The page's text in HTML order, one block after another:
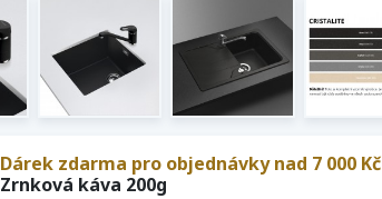
Dárek zdarma pro objednávky nad 7 000 Kč
Zrnková káva 200g